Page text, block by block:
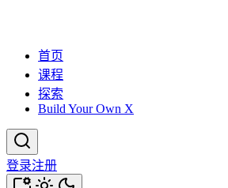
首页
课程
探索
Build Your Own X
登录注册